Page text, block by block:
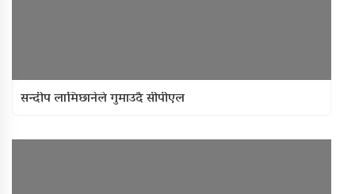
सन्दीप लामिछानेले गुमाउदै सीपीएल